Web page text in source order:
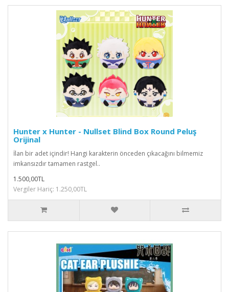
Hunter x Hunter - Nullset Blind Box Round Peluş
Orijinal
İlan bir adet içindir! Hangi karakterin önceden çıkacağını bilmemiz
imkansızdır tamamen rastgel..
1.500,00TL
Vergiler Hariç: 1.250,00TL